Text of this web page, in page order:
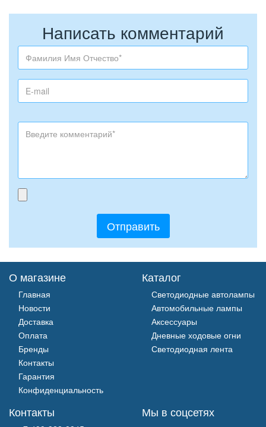
Написать комментарий
О магазине
Главная
Новости
Доставка
Оплата
Бренды
Контакты
Гарантия
Конфиденциальность
Каталог
Светодиодные автолампы
Автомобильные лампы
Аксессуары
Дневные ходовые огни
Светодиодная лента
Контакты Мы в соцсетях